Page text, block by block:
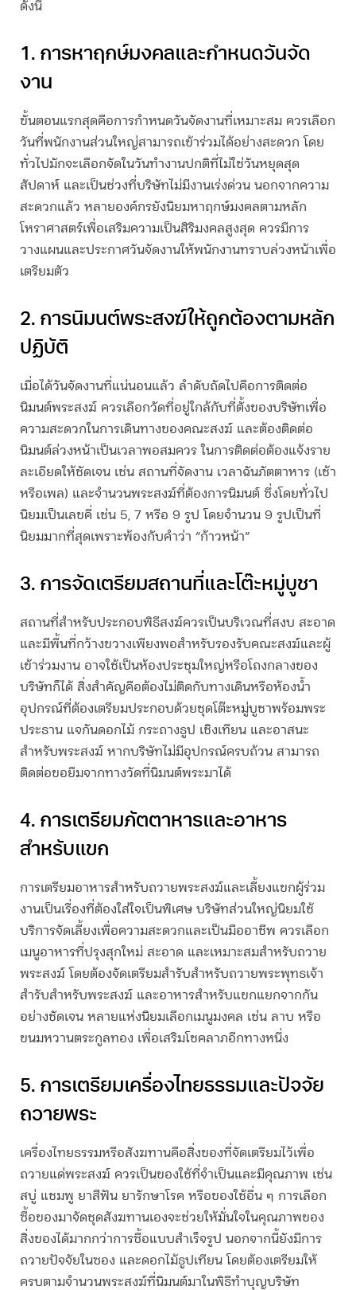
ดังนี้
1. การหาฤกษ์มงคลและกำหนดวันจัด
งาน
ขั้นตอนแรกสุดคือการกำหนดวันจัดงานที่เหมาะสม ควรเลือก
วันที่พนักงานส่วนใหญ่สามารถเข้าร่วมได้อย่างสะดวก โดย
ทั่วไปมักจะเลือกจัดในวันทำงานปกติที่ไม่ใช่วันหยุดสุด
สัปดาห์ และเป็นช่วงที่บริษัทไม่มีงานเร่งด่วน นอกจากความ
สะดวกแล้ว หลายองค์กรยังนิยมหาฤกษ์มงคลตามหลัก
โหราศาสตร์เพื่อเสริมความเป็นสิริมงคลสูงสุด ควรมีการ
วางแผนและประกาศวันจัดงานให้พนักงานทราบล่วงหน้าเพื่อ
เตรียมตัว
2. การนิมนต์พระสงฆ์ให้ถูกต้องตามหลัก
ปฏิบัติ
เมื่อได้วันจัดงานที่แน่นอนแล้ว ลำดับถัดไปคือการติดต่อ
นิมนต์พระสงฆ์ ควรเลือกวัดที่อยู่ใกล้กับที่ตั้งของบริษัทเพื่อ
ความสะดวกในการเดินทางของคณะสงฆ์ และต้องติดต่อ
นิมนต์ล่วงหน้าเป็นเวลาพอสมควร ในการติดต่อต้องแจ้งราย
ละเอียดให้ชัดเจน เช่น สถานที่จัดงาน เวลาฉันภัตตาหาร (เช้า
หรือเพล) และจำนวนพระสงฆ์ที่ต้องการนิมนต์ ซึ่งโดยทั่วไป
นิยมเป็นเลขคี่ เช่น 5, 7 หรือ 9 รูป โดยจำนวน 9 รูปเป็นที่
นิยมมากที่สุดเพราะพ้องกับคำว่า “ก้าวหน้า”
3. การจัดเตรียมสถานที่และโต๊ะหมู่บูชา
สถานที่สำหรับประกอบพิธีสงฆ์ควรเป็นบริเวณที่สงบ สะอาด
และมีพื้นที่กว้างขวางเพียงพอสำหรับรองรับคณะสงฆ์และผู้
เข้าร่วมงาน อาจใช้เป็นห้องประชุมใหญ่หรือโถงกลางของ
บริษัทก็ได้ สิ่งสำคัญคือต้องไม่ติดกับทางเดินหรือห้องน้ำ
อุปกรณ์ที่ต้องเตรียมประกอบด้วยชุดโต๊ะหมู่บูชาพร้อมพระ
ประธาน แจกันดอกไม้ กระถางธูป เชิงเทียน และอาสนะ
สำหรับพระสงฆ์ หากบริษัทไม่มีอุปกรณ์ครบถ้วน สามารถ
ติดต่อขอยืมจากทางวัดที่นิมนต์พระมาได้
4. การเตรียมภัตตาหารและอาหาร
สำหรับแขก
การเตรียมอาหารสำหรับถวายพระสงฆ์และเลี้ยงแขกผู้ร่วม
งานเป็นเรื่องที่ต้องใส่ใจเป็นพิเศษ บริษัทส่วนใหญ่นิยมใช้
บริการจัดเลี้ยงเพื่อความสะดวกและเป็นมืออาชีพ ควรเลือก
เมนูอาหารที่ปรุงสุกใหม่ สะอาด และเหมาะสมสำหรับถวาย
พระสงฆ์ โดยต้องจัดเตรียมสำรับสำหรับถวายพระพุทธเจ้า
สำรับสำหรับพระสงฆ์ และอาหารสำหรับแขกแยกจากกัน
อย่างชัดเจน หลายแห่งนิยมเลือกเมนูมงคล เช่น ลาบ หรือ
ขนมหวานตระกูลทอง เพื่อเสริมโชคลาภอีกทางหนึ่ง
5. การเตรียมเครื่องไทยธรรมและปัจจัย
ถวายพระ
เครื่องไทยธรรมหรือสังฆทานคือสิ่งของที่จัดเตรียมไว้เพื่อ
ถวายแด่พระสงฆ์ ควรเป็นของใช้ที่จำเป็นและมีคุณภาพ เช่น
สบู่ แชมพู ยาสีฟัน ยารักษาโรค หรือของใช้อื่น ๆ การเลือก
ซื้อของมาจัดชุดสังฆทานเองจะช่วยให้มั่นใจในคุณภาพของ
สิ่งของได้มากกว่าการซื้อแบบสำเร็จรูป นอกจากนี้ยังมีการ
ถวายปัจจัยในซอง และดอกไม้ธูปเทียน โดยต้องเตรียมให้
ครบตามจำนวนพระสงฆ์ที่นิมนต์มาในพิธีทำบุญบริษัท